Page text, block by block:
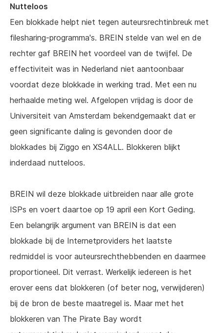
Nutteloos
Een blokkade helpt niet tegen auteursrechtinbreuk met
filesharing-programma's. BREIN stelde van wel en de
rechter gaf BREIN het voordeel van de twijfel. De
effectiviteit was in Nederland niet aantoonbaar
voordat deze blokkade in werking trad. Met een nu
herhaalde meting wel. Afgelopen vrijdag is door de
Universiteit van Amsterdam bekendgemaakt dat er
geen significante daling is gevonden door de
blokkades bij Ziggo en XS4ALL. Blokkeren blijkt
inderdaad nutteloos.
BREIN wil deze blokkade uitbreiden naar alle grote
ISPs en voert daartoe op 19 april een Kort Geding.
Een belangrijk argument van BREIN is dat een
blokkade bij de Internetproviders het laatste
redmiddel is voor auteursrechthebbenden en daarmee
proportioneel. Dit verrast. Werkelijk iedereen is het
erover eens dat blokkeren (of beter nog, verwijderen)
bij de bron de beste maatregel is. Maar met het
blokkeren van The Pirate Bay wordt